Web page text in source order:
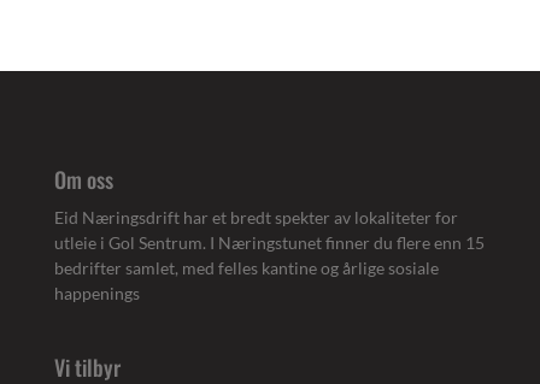
Om oss
Eid Næringsdrift har et bredt spekter av lokaliteter for
utleie i Gol Sentrum. I Næringstunet finner du flere enn 15
bedrifter samlet, med felles kantine og årlige sosiale
happenings
Vi tilbyr